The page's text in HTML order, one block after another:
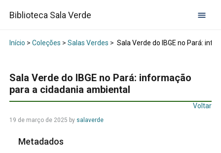
Biblioteca Sala Verde
Início > Coleções > Salas Verdes > Sala Verde do IBGE no Pará:
Sala Verde do IBGE no Pará: informação
para a cidadania ambiental
Voltar
19 de março de 2025 by salaverde
Metadados